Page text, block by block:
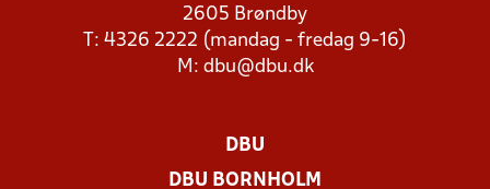
2605 Brøndby
T: 4326 2222 (mandag - fredag 9-16)
M: dbu@dbu.dk
DBU
DBU BORNHOLM